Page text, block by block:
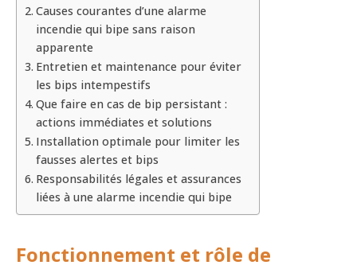
Causes courantes d’une alarme
incendie qui bipe sans raison
apparente
Entretien et maintenance pour éviter
les bips intempestifs
Que faire en cas de bip persistant :
actions immédiates et solutions
Installation optimale pour limiter les
fausses alertes et bips
Responsabilités légales et assurances
liées à une alarme incendie qui bipe
Fonctionnement et rôle de